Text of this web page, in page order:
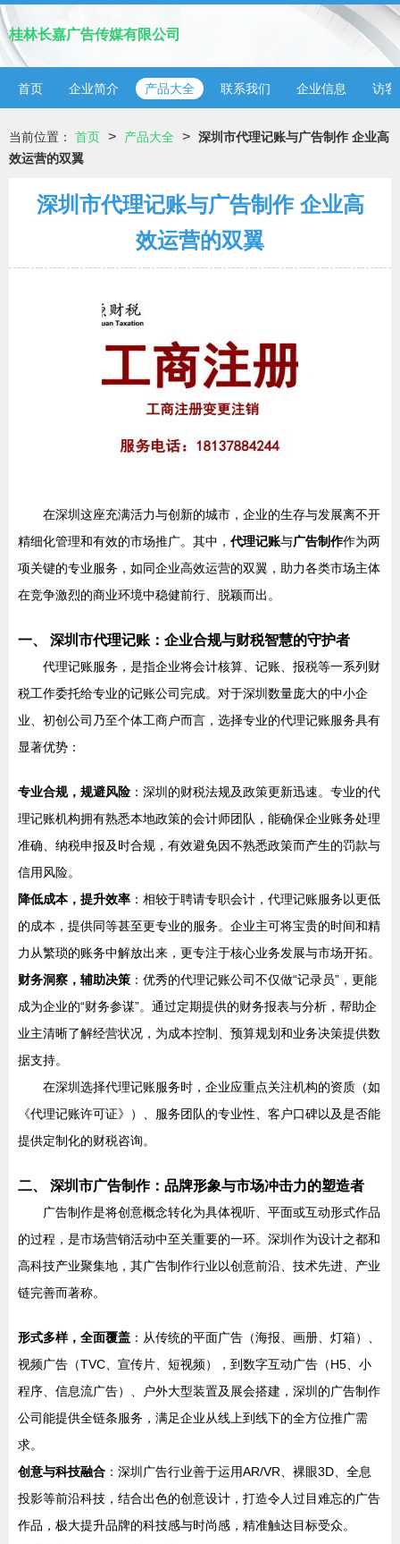
桂林长嘉广告传媒有限公司
首页 企业简介 产品大全 联系我们 企业信息 访客
当前位置： 首页 > 产品大全 > 深圳市代理记账与广告制作 企业高
效运营的双翼
深圳市代理记账与广告制作 企业高
效运营的双翼
在深圳这座充满活力与创新的城市，企业的生存与发展离不开
精细化管理和有效的市场推广。其中， 代理记账与广告制作作为两
项关键的专业服务，如同企业高效运营的双翼，助力各类市场主体
在竞争激烈的商业环境中稳健前行、脱颖而出。
一、 深圳市代理记账：企业合规与财税智慧的守护者
代理记账服务，是指企业将会计核算、记账、报税等一系列财
税工作委托给专业的记账公司完成。对于深圳数量庞大的中小企
业、初创公司乃至个体工商户而言，选择专业的代理记账服务具有
显著优势：
专业合规，规避风险 ：深圳的财税法规及政策更新迅速。专业的代
理记账机构拥有熟悉本地政策的会计师团队，能确保企业账务处理
准确、纳税申报及时合规，有效避免因不熟悉政策而产生的罚款与
信用风险。
降低成本，提升效率 ：相较于聘请专职会计，代理记账服务以更低
的成本，提供同等甚至更专业的服务。企业主可将宝贵的时间和精
力从繁琐的账务中解放出来，更专注于核心业务发展与市场开拓。
财务洞察，辅助决策 ：优秀的代理记账公司不仅做“记录员”，更能
成为企业的“财务参谋”。通过定期提供的财务报表与分析，帮助企
业主清晰了解经营状况，为成本控制、预算规划和业务决策提供数
据支持。
在深圳选择代理记账服务时，企业应重点关注机构的资质（如
《代理记账许可证》）、服务团队的专业性、客户口碑以及是否能
提供定制化的财税咨询。
二、 深圳市广告制作：品牌形象与市场冲击力的塑造者
广告制作是将创意概念转化为具体视听、平面或互动形式作品
的过程，是市场营销活动中至关重要的一环。深圳作为设计之都和
高科技产业聚集地，其广告制作行业以创意前沿、技术先进、产业
链完善而著称。
形式多样，全面覆盖 ：从传统的平面广告（海报、画册、灯箱）、
视频广告（TVC、宣传片、短视频），到数字互动广告（H5、小
程序、信息流广告）、户外大型装置及展会搭建，深圳的广告制作
公司能提供全链条服务，满足企业从线上到线下的全方位推广需
求。
创意与科技融合 ：深圳广告行业善于运用AR/VR、裸眼3D、全息
投影等前沿科技，结合出色的创意设计，打造令人过目难忘的广告
作品，极大提升品牌的科技感与时尚感，精准触达目标受众。